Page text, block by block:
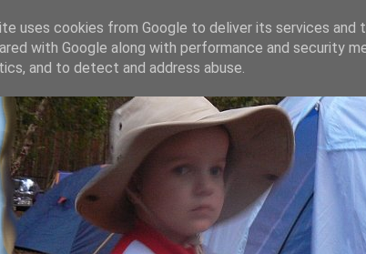
uses cookies from Google to deliver its services and
with Google along with performance and security
and to detect and address abuse.